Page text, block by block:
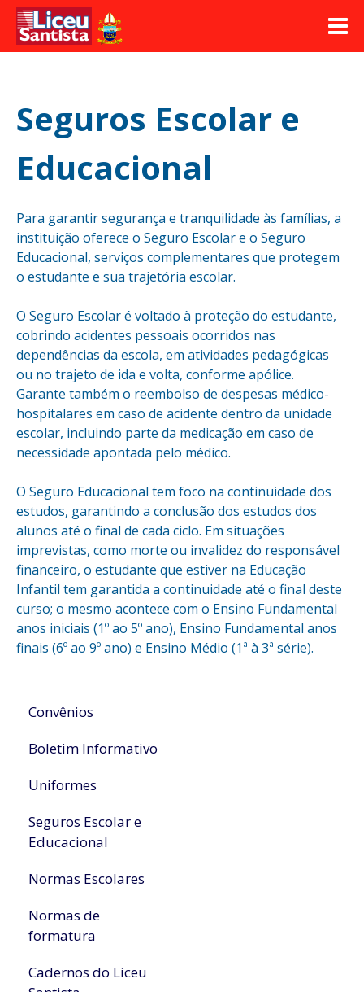
≡
Seguros Escolar e
Educacional
Para garantir segurança e tranquilidade às famílias, a
instituição oferece o Seguro Escolar e o Seguro
Educacional, serviços complementares que protegem
o estudante e sua trajetória escolar.
O Seguro Escolar é voltado à proteção do estudante,
cobrindo acidentes pessoais ocorridos nas
dependências da escola, em atividades pedagógicas
ou no trajeto de ida e volta, conforme apólice.
Garante também o reembolso de despesas médico-
hospitalares em caso de acidente dentro da unidade
escolar, incluindo parte da medicação em caso de
necessidade apontada pelo médico.
O Seguro Educacional tem foco na continuidade dos
estudos, garantindo a conclusão dos estudos dos
alunos até o final de cada ciclo. Em situações
imprevistas, como morte ou invalidez do responsável
financeiro, o estudante que estiver na Educação
Infantil tem garantida a continuidade até o final deste
curso; o mesmo acontece com o Ensino Fundamental
anos iniciais (1º ao 5º ano), Ensino Fundamental anos
finais (6º ao 9º ano) e Ensino Médio (1ª à 3ª série).
Convênios
Boletim Informativo
Uniformes
Seguros Escolar e
Educacional
Normas Escolares
Normas de
formatura
Cadernos do Liceu